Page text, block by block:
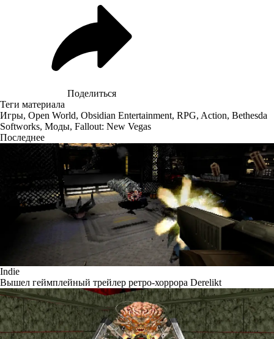
Поделиться
Теги материала
Игры, Open World, Obsidian Entertainment, RPG, Action, Bethesda
Softworks, Моды, Fallout: New Vegas
Последнее
Indie
Вышел геймплейный трейлер ретро-хоррора Derelikt